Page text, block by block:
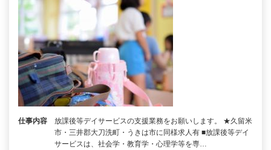
仕事内容
放課後等デイサービスの支援業務をお願いします。 ★久留米
市・三井郡大刀洗町・うきは市に同様求人有 ■放課後等デイ
サービスは、社会学・教育学・心理学等を専…